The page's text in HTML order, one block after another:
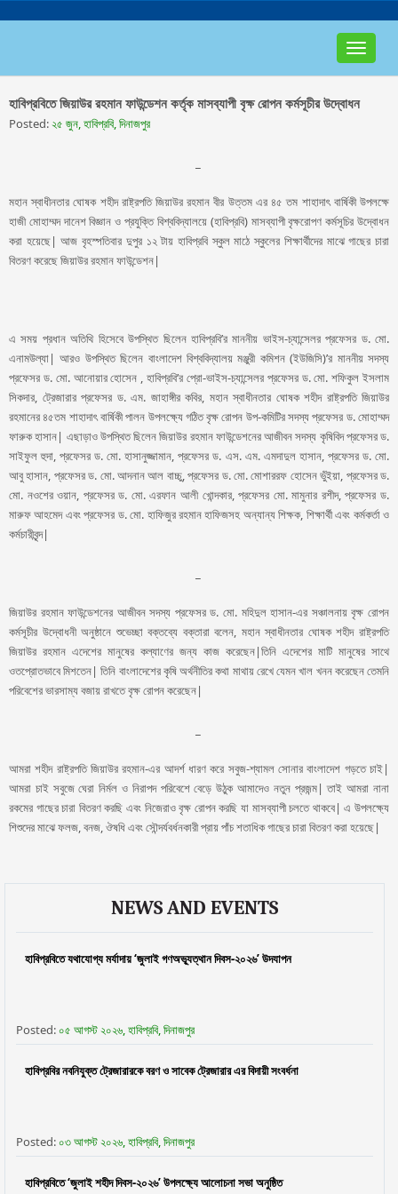
Toggle
হাবিপ্রবিতে জিয়াউর রহমান ফাউন্ডেশন কর্তৃক মাসব্যাপী বৃক্ষ রোপন কর্মসূচীর উদ্বোধন
Posted:২৫ জুন, হাবিপ্রবি, দিনাজপুর
মহান স্বাধীনতার ঘোষক শহীদ রাষ্ট্রপতি জিয়াউর রহমান বীর উত্তম এর ৪৫ তম শাহাদাৎ বার্ষিকী উপলক্ষে
হাজী মোহাম্মদ দানেশ বিজ্ঞান ও প্রযুক্তি বিশ্ববিদ্যালয়ে (হাবিপ্রবি) মাসব্যাপী বৃক্ষরোপণ কর্মসূচির উদ্বোধন
করা হয়েছে| আজ বৃহস্পতিবার দুপুর ১২ টায় হাবিপ্রবি স্কুল মাঠে স্কুলের শিক্ষার্থীদের মাঝে গাছের চারা
বিতরণ করেছে জিয়াউর রহমান ফাউন্ডেশন|
এ সময় প্রধান অতিথি হিসেবে উপস্থিত ছিলেন হাবিপ্রবি’র মাননীয় ভাইস-চ্যান্সেলর প্রফেসর ড. মো.
এনামউল্যা| আরও উপস্থিত ছিলেন বাংলাদেশ বিশ্ববিদ্যালয় মঞ্জুরী কমিশন (ইউজিসি)’র মাননীয় সদস্য
প্রফেসর ড. মো. আনোয়ার হোসেন , হাবিপ্রবি’র প্রো-ভাইস-চ্যান্সেলর প্রফেসর ড. মো. শফিকুল ইসলাম
সিকদার, ট্রেজারার প্রফেসর ড. এম. জাহাঙ্গীর কবির, মহান স্বাধীনতার ঘোষক শহীদ রাষ্ট্রপতি জিয়াউর
রহমানের ৪৫তম শাহাদাৎ বার্ষিকী পালন উপলক্ষ্যে গঠিত বৃক্ষ রোপন উপ-কমিটির সদস্য প্রফেসর ড. মোহাম্মদ
ফারুক হাসান| এছাড়াও উপস্থিত ছিলেন জিয়াউর রহমান ফাউন্ডেশনের আজীবন সদস্য কৃষিবিদ প্রফেসর ড.
সাইফুল হুদা, প্রফেসর ড. মো. হাসানুজ্জামান, প্রফেসর ড. এস. এম. এমদাদুল হাসান, প্রফেসর ড. মো.
আবু হাসান, প্রফেসর ড. মো. আদনান আল বাচ্চু, প্রফেসর ড. মো. মোশাররফ হোসেন ভুঁইয়া, প্রফেসর ড.
মো. নওশের ওয়ান, প্রফেসর ড. মো. এরফান আলী খোন্দকার, প্রফেসর মো. মামুনার রশীদ, প্রফেসর ড.
মারুফ আহমেদ এবং প্রফেসর ড. মো. হাফিজুর রহমান হাফিজসহ অন্যান্য শিক্ষক, শিক্ষার্থী এবং কর্মকর্তা ও
কর্মচারীবৃন্দ|
জিয়াউর রহমান ফাউন্ডেশনের আজীবন সদস্য প্রফেসর ড. মো. মহিদুল হাসান-এর সঞ্চালনায় বৃক্ষ রোপন
কর্মসূচীর উদ্বোধনী অনুষ্ঠানে শুভেচ্ছা বক্তব্যে বক্তারা বলেন, মহান স্বাধীনতার ঘোষক শহীদ রাষ্ট্রপতি
জিয়াউর রহমান এদেশের মানুষের কল্যাণের জন্য কাজ করেছেন|তিনি এদেশের মাটি মানুষের সাথে
ওতপ্রোতভাবে মিশতেন| তিনি বাংলাদেশের কৃষি অর্থনীতির কথা মাথায় রেখে যেমন খাল খনন করেছেন তেমনি
পরিবেশের ভারসাম্য বজায় রাখতে বৃক্ষ রোপন করেছেন|
আমরা শহীদ রাষ্ট্রপতি জিয়াউর রহমান-এর আদর্শ ধারণ করে সবুজ-শ্যামল সোনার বাংলাদেশ গড়তে চাই|
আমরা চাই সবুজে ঘেরা নির্মল ও নিরাপদ পরিবেশে বেড়ে উঠুক আমাদেও নতুন প্রজন্ম| তাই আমরা নানা
রকমের গাছের চারা বিতরণ করছি এবং নিজেরাও বৃক্ষ রোপন করছি যা মাসব্যাপী চলতে থাকবে| এ উপলক্ষ্যে
শিশুদের মাঝে ফলজ, বনজ, ঔষধি এবং সৌন্দর্যবর্ধনকারী প্রায় পাঁচ শতাধিক গাছের চারা বিতরণ করা হয়েছে|
NEWS AND EVENTS
হাবিপ্রবিতে যথাযোগ্য মর্যাদায় ‘জুলাই গণঅভ্যূত্থান দিবস-২০২৬’ উদযাপন
Posted: ০৫ আগস্ট ২০২৬, হাবিপ্রবি, দিনাজপুর
হাবিপ্রবির নবনিযুক্ত ট্রেজারারকে বরণ ও সাবেক ট্রেজারার এর বিদায়ী সংবর্ধনা
Posted: ০৩ আগস্ট ২০২৬, হাবিপ্রবি, দিনাজপুর
হাবিপ্রবিতে ‘জুলাই শহীদ দিবস-২০২৬’ উপলক্ষ্যে আলোচনা সভা অনুষ্ঠিত